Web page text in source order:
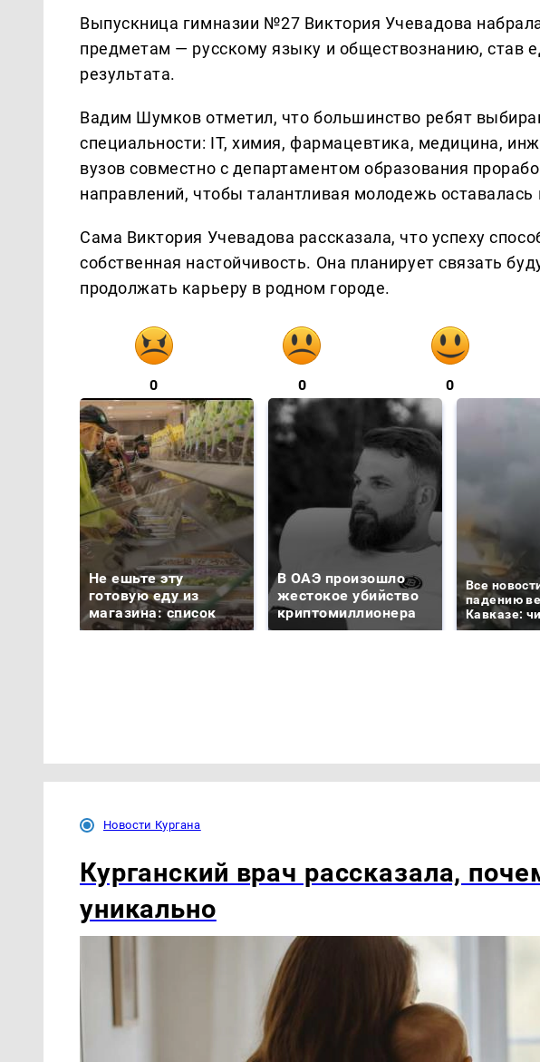
Выпускница гимназии №27 Виктория Учевадова
предметам — русскому языку и обществознанию, став
результата.
Вадим Шумков отметил, что большинство ребят
специальности: IT, химия, фармацевтика, медицина,
вузов совместно с департаментом образования
направлений, чтобы талантливая молодежь оставалась
Сама Виктория Учевадова рассказала, что успеху
собственная настойчивость. Она планирует связать
продолжать карьеру в родном городе.
0 0 0
Не ешьте эту
готовую еду из
магазина: список
В ОАЭ произошло
жестокое убийство
криптомиллионера
Все
падению
Кавказе:
Новости Кургана
Курганский врач рассказала,
уникально